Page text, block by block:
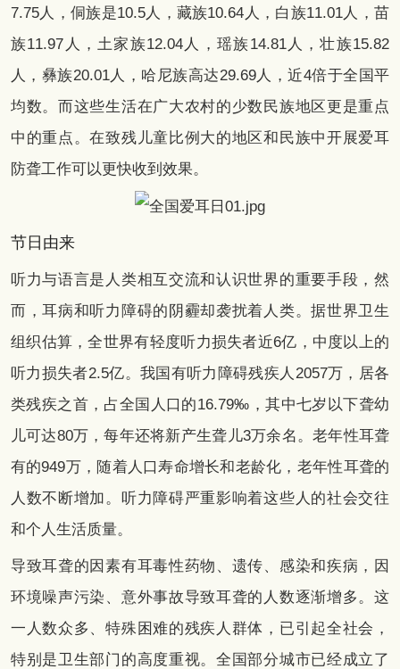
7.75人，侗族是10.5人，藏族10.64人，白族11.01人，苗
族11.97人，土家族12.04人，瑶族14.81人，壮族15.82
人，彝族20.01人，哈尼族高达29.69人，近4倍于全国平
均数。而这些生活在广大农村的少数民族地区更是重点
中的重点。在致残儿童比例大的地区和民族中开展爱耳
防聋工作可以更快收到效果。
节日由来
听力与语言是人类相互交流和认识世界的重要手段，然
而，耳病和听力障碍的阴霾却袭扰着人类。据世界卫生
组织估算，全世界有轻度听力损失者近6亿，中度以上的
听力损失者2.5亿。我国有听力障碍残疾人2057万，居各
类残疾之首，占全国人口的16.79‰，其中七岁以下聋幼
儿可达80万，每年还将新产生聋儿3万余名。老年性耳聋
有的949万，随着人口寿命增长和老龄化，老年性耳聋的
人数不断增加。听力障碍严重影响着这些人的社会交往
和个人生活质量。
导致耳聋的因素有耳毒性药物、遗传、感染和疾病，因
环境噪声污染、意外事故导致耳聋的人数逐渐增多。这
一人数众多、特殊困难的残疾人群体，已引起全社会，
特别是卫生部门的高度重视。全国部分城市已经成立了